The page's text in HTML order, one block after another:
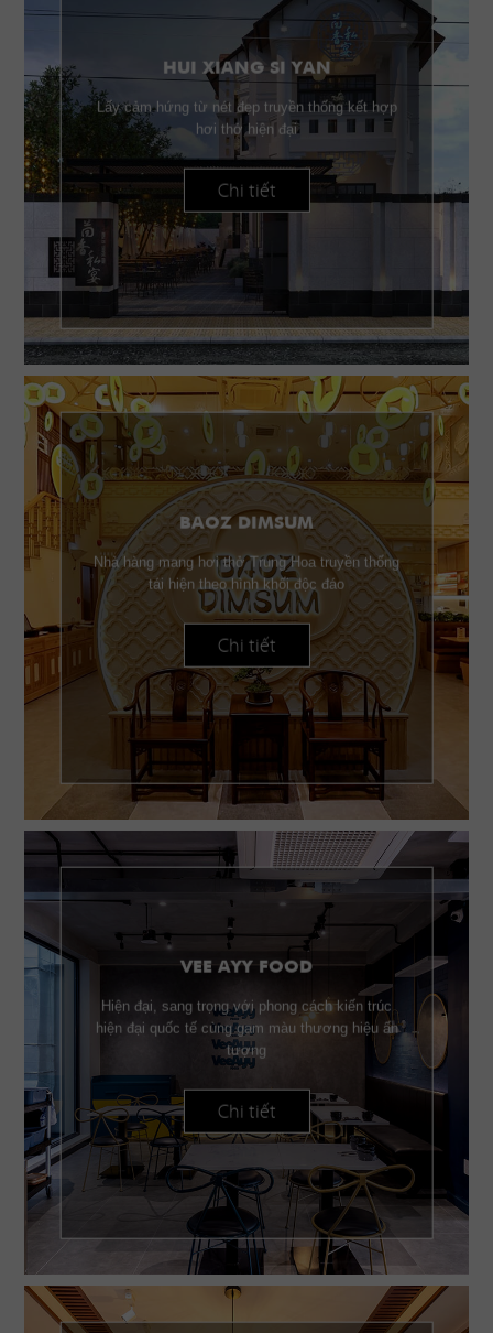
HUI XIANG SI YAN
Lấy cảm hứng từ nét đẹp truyền thống kết hợp
hơi thở hiện đại
Chi tiết
BAOZ DIMSUM
Nhà hàng mang hơi thở Trung Hoa truyền thống
tái hiện theo hình khối độc đáo
Chi tiết
VEE AYY FOOD
Hiện đại, sang trọng với phong cách kiến trúc
hiện đại quốc tế cùng gam màu thương hiệu ấn
tượng
Chi tiết